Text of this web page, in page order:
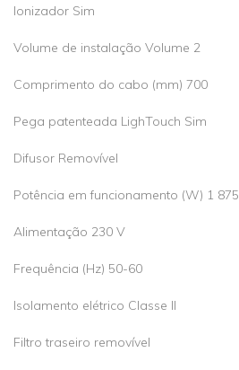
Ionizador Sim
Volume de instalação Volume 2
Comprimento do cabo (mm) 700
Pega patenteada LighTouch Sim
Difusor Removível
Potência em funcionamento (W) 1 875
Alimentação 230 V
Frequência (Hz) 50-60
Isolamento elétrico Classe II
Filtro traseiro removível